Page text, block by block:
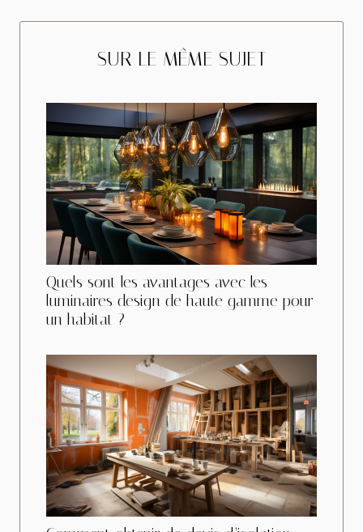
SUR LE MÊME SUJET
Quels sont les avantages avec les
luminaires design de haute gamme pour
un habitat ?